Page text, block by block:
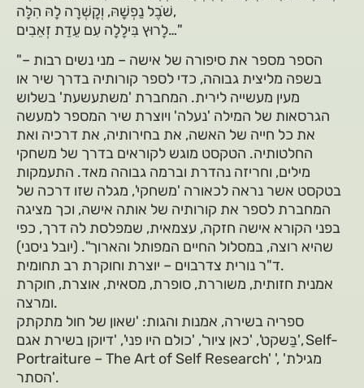
שֹׁבֶל נַפְשָׁהּ, וְקָשְׁרָה לָהּ הִלָּה,
לָרוּץ בִּילָלָה עִם עֵדַת זְאֵבִים…"
"הספר מספר את סיפורה של אישה – מני נשים רבות –
בשפה מליצית גבוהה, כדי לספר קורותיה בדרך שיר או
מעין מעשייה לירית. המחברת 'משתעשעת' בשלוש
הגרסאות של המילה 'נעלה' ויוצרת שיר המספר למעשה
את כל חייה של האשה, את בחירותיה, את דרכיה ואת
החלטותיה. הטקסט מוגש לקוראים בדרך של משחקי
מילים, וחריזה נהדרת וברמה גבוהה מאד. התעמקות
בטקסט אשר נראה לכאורה 'משחקי', מגלה שזו דרכה של
המחברת לספר את קורותיה של אותה אישה, וכך מציגה
בפני הקורא אישה חזקה, עצמאית, שמפלסת לה דרך, כפי
שהיא רוצה, במסלול החיים המפותל והארוך". (יובל ניסני)
ד"ר נורית צדרבוים – יוצרת וחוקרת רב תחומית.
אמנית חזותית, משוררת, סופרת, מסאית, אוצרת, חוקרת
ומרצה.
ספריה בשירה, אמנות והגות: 'שאון של חול מתקתק
בַּשקט', 'כאן ציור', 'כולם היו פני', 'דיוקן בשירת אגם', Self-
Portraiture – The Art of Self Research' ', 'מגילת
הסתר'.